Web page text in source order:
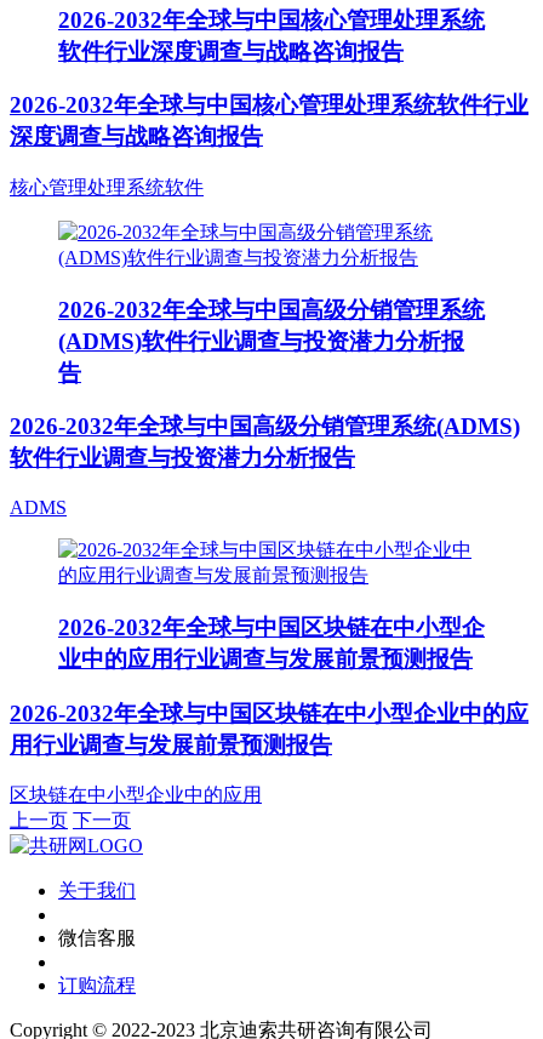
2026-2032年全球与中国核心管理处理系统
软件行业深度调查与战略咨询报告
2026-2032年全球与中国核心管理处理系统软件行业
深度调查与战略咨询报告
核心管理处理系统软件
2026-2032年全球与中国高级分销管理系统
(ADMS)软件行业调查与投资潜力分析报
告
2026-2032年全球与中国高级分销管理系统(ADMS)
软件行业调查与投资潜力分析报告
ADMS
2026-2032年全球与中国区块链在中小型企
业中的应用行业调查与发展前景预测报告
2026-2032年全球与中国区块链在中小型企业中的应
用行业调查与发展前景预测报告
区块链在中小型企业中的应用
上一页 下一页
关于我们
微信客服
订购流程
Copyright © 2022-2023 北京迪索共研咨询有限公司